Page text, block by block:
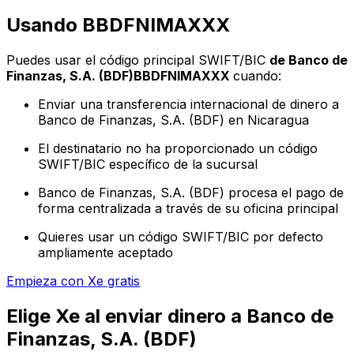
Usando BBDFNIMAXXX
Puedes usar el código principal SWIFT/BIC de Banco de
Finanzas, S.A. (BDF)BBDFNIMAXXX cuando:
Enviar una transferencia internacional de dinero a
Banco de Finanzas, S.A. (BDF) en Nicaragua
El destinatario no ha proporcionado un código
SWIFT/BIC específico de la sucursal
Banco de Finanzas, S.A. (BDF) procesa el pago de
forma centralizada a través de su oficina principal
Quieres usar un código SWIFT/BIC por defecto
ampliamente aceptado
Empieza con Xe gratis
Elige Xe al enviar dinero a Banco de
Finanzas, S.A. (BDF)